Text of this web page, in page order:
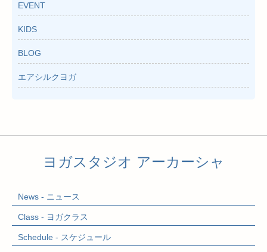
EVENT
KIDS
BLOG
エアシルクヨガ
ヨガスタジオ アーカーシャ
News - ニュース
Class - ヨガクラス
Schedule - スケジュール